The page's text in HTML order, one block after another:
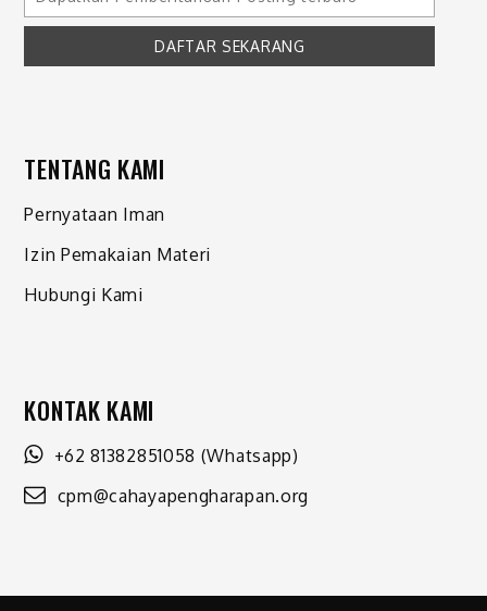
TENTANG KAMI
Pernyataan Iman
Izin Pemakaian Materi
Hubungi Kami
KONTAK KAMI
+62 81382851058 (Whatsapp)
cpm@cahayapengharapan.org